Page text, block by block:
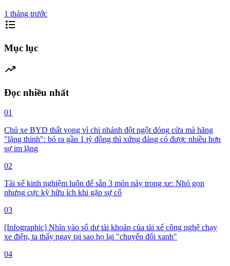
1 tháng trước
format_list_bulleted
Mục lục
trending_up
Đọc nhiều nhất
01
Chủ xe BYD thất vọng vì chi nhánh đột ngột đóng cửa mà hãng
"lặng thinh": bỏ ra gần 1 tỷ đồng thì xứng đáng có được nhiều hơn
sự im lặng
02
Tài xế kinh nghiệm luôn để sẵn 3 món này trong xe: Nhỏ gọn
nhưng cực kỳ hữu ích khi gặp sự cố
03
[Infographic] Nhìn vào số dư tài khoản của tài xế công nghệ chạy
xe điện, ta thấy ngay tại sao họ lại "chuyển đổi xanh"
04